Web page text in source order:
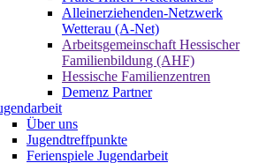
Alleinerziehenden-Netzwerk
Wetterau (A-Net)
Arbeitsgemeinschaft Hessischer
Familienbildung (AHF)
Hessische Familienzentren
Demenz Partner
Über uns
Jugendtreffpunkte
Ferienspiele Jugendarbeit